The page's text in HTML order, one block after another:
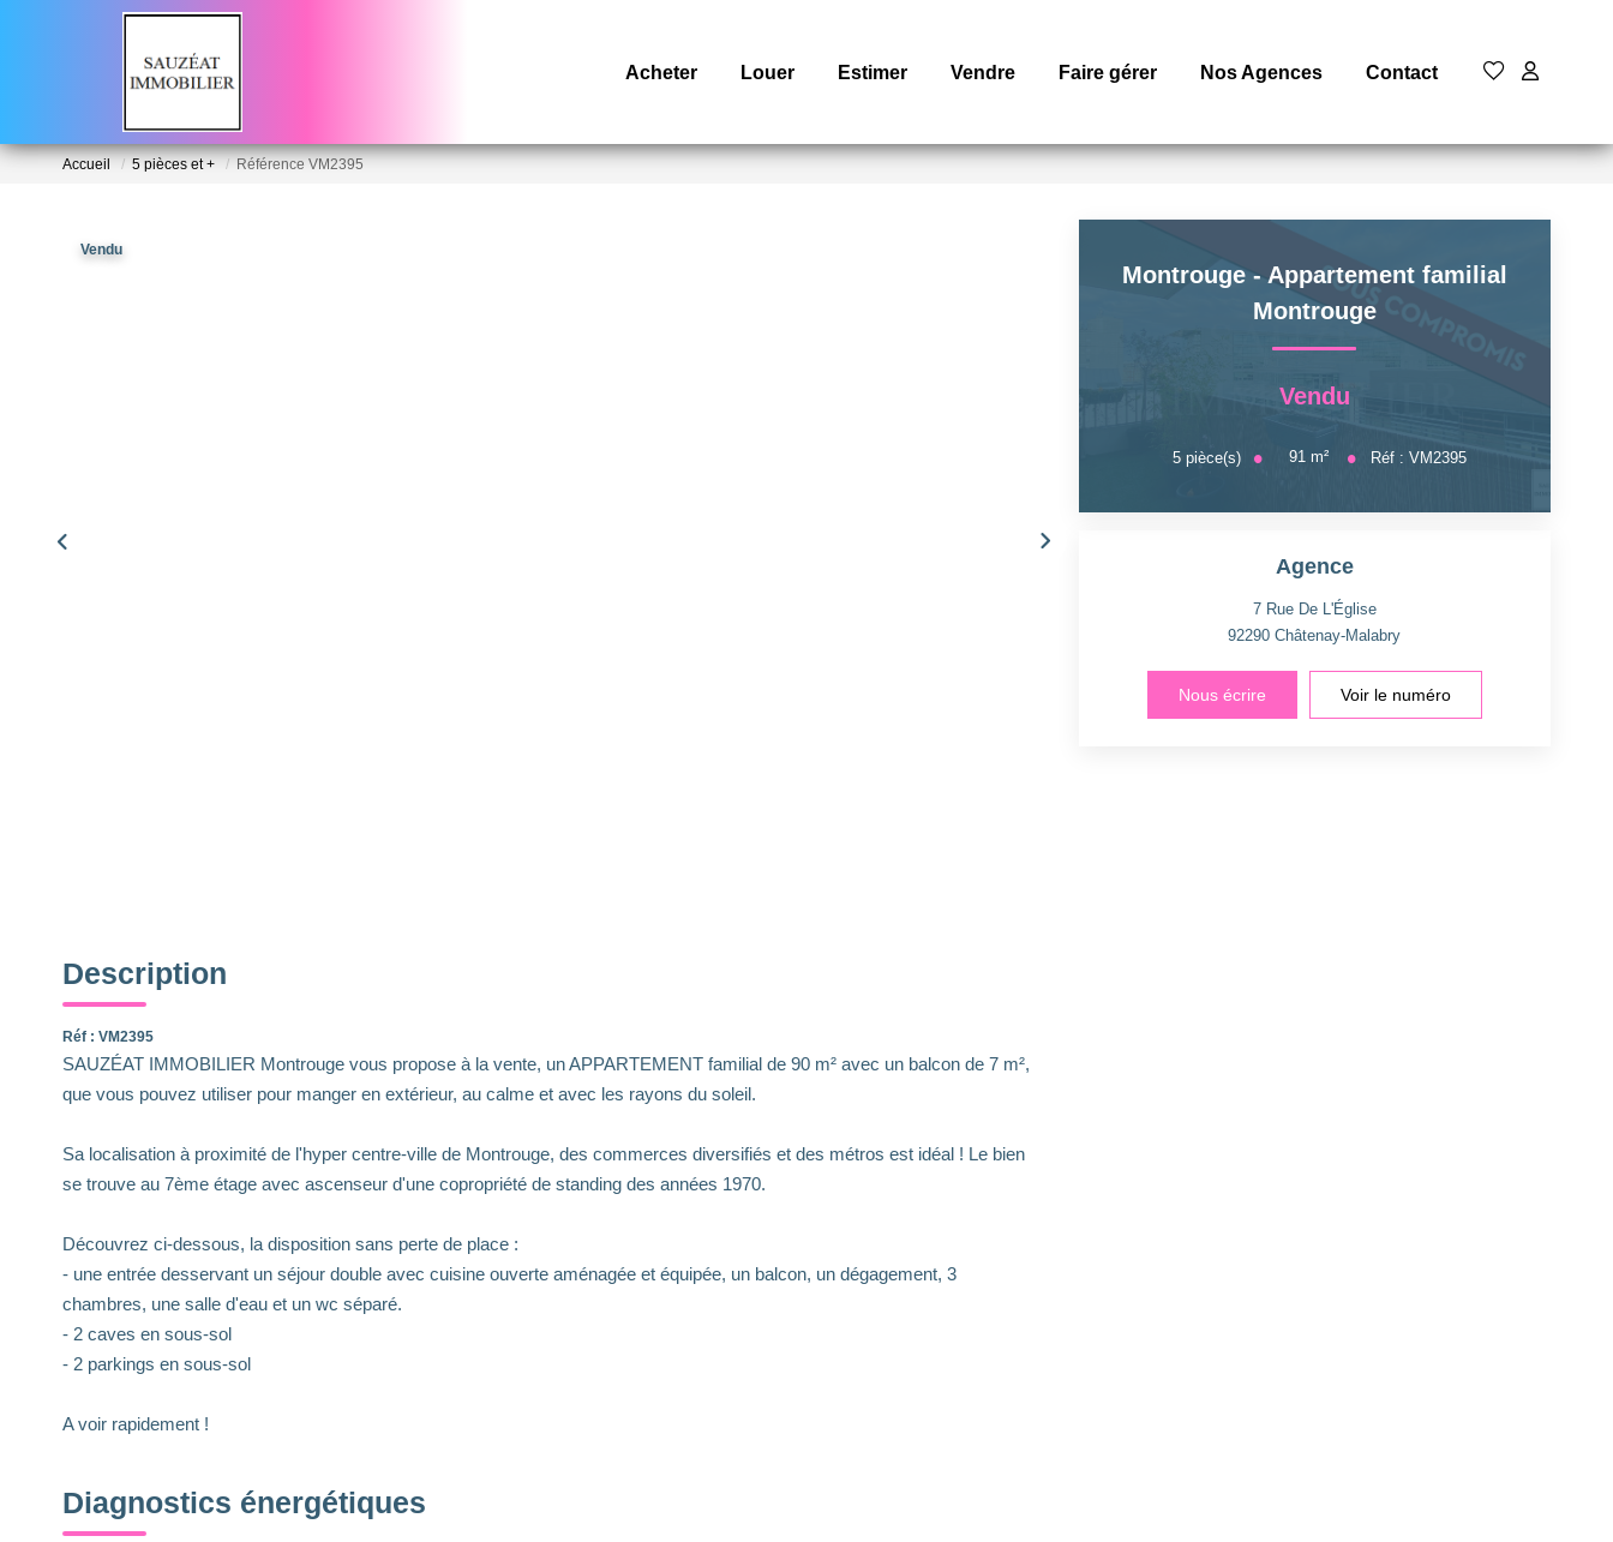
Acheter Louer Estimer Vendre Faire gérer Nos Agences Contact
Accueil 5 pièces et + Référence VM2395
Vendu
Description
Réf : VM2395
SAUZÉAT IMMOBILIER Montrouge vous propose à la vente, un APPARTEMENT familial de 90 m² avec un balcon de 7 m²,
que vous pouvez utiliser pour manger en extérieur, au calme et avec les rayons du soleil.
Sa localisation à proximité de l'hyper centre-ville de Montrouge, des commerces diversifiés et des métros est idéal ! Le bien
se trouve au 7ème étage avec ascenseur d'une copropriété de standing des années 1970.
Découvrez ci-dessous, la disposition sans perte de place :
- une entrée desservant un séjour double avec cuisine ouverte aménagée et équipée, un balcon, un dégagement, 3
chambres, une salle d'eau et un wc séparé.
- 2 caves en sous-sol
- 2 parkings en sous-sol
A voir rapidement !
Diagnostics énergétiques
Montrouge - Appartement familial
Montrouge
Vendu
5 pièce(s) 91 m² Réf : VM2395
Agence
7 Rue De L'Église
92290Châtenay-Malabry
Nous écrire Voir le numéro